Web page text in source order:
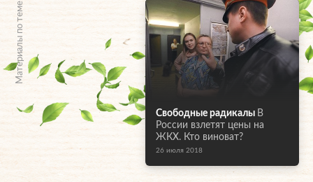
Материалы по теме
Свободные радикалы В
России взлетят цены на
ЖКХ. Кто виноват?
26 июля 2018